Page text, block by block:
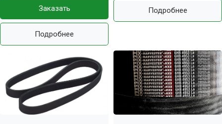
Заказать
Подробнее
Подробнее